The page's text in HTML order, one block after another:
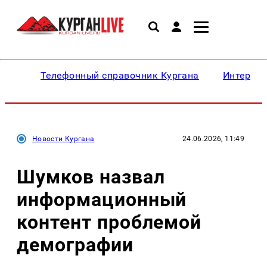
Телефонный справочник Кургана
Новости Кургана 24.06.2026, 11:49
Шумков назвал
информационный
контент проблемой
демографии